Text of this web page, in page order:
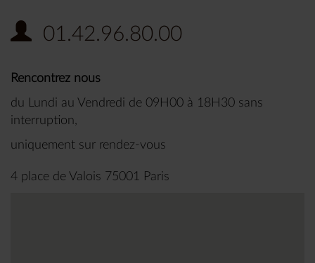
01.42.96.80.00
Rencontrez nous
du Lundi au Vendredi de 09H00 à 18H30 sans
interruption,
uniquement sur rendez-vous
4 place de Valois 75001 Paris